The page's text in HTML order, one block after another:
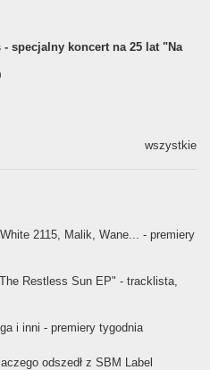
- specjalny koncert na 25 lat "Na
wszystkie
2115, Malik, Wane... - premiery
Restless Sun EP" - tracklista,
i inni - premiery tygodnia
odszedł z SBM Label